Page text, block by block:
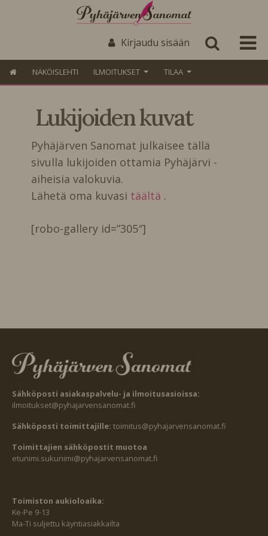
Kirjaudu sisään
NÄKÖISLEHTI ILMOITUKSET TILAA
Lukijoiden kuvat
Pyhäjärven Sanomat julkaisee tällä
sivulla lukijoiden ottamia Pyhäjärvi -
aiheisia valokuvia.
Lähetä oma kuvasi täältä .
[robo-gallery id=”305″]
Sähköposti asiakaspalvelu- ja ilmoitusasioissa:
ilmoitukset@pyhajarvensanomat.fi
Sähköposti toimittajille: toimitus@pyhajarvensanomat.fi
Toimittajien sähköpostit muotoa
etunimi.sukunimi@pyhajarvensanomat.fi
Toimiston aukioloaika:
Ke-Pe 9-13
Ma-Ti suljettu käyntiasiakkailta